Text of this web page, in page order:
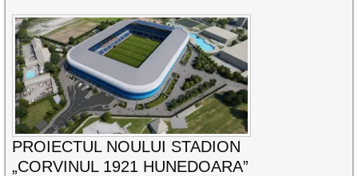
PROIECTUL NOULUI STADION
„CORVINUL 1921 HUNEDOARA”